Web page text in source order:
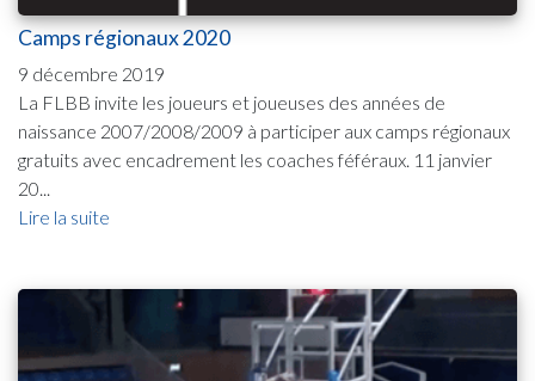
Camps régionaux 2020
9 décembre 2019
La FLBB invite les joueurs et joueuses des années de
naissance 2007/2008/2009 à participer aux camps régionaux
gratuits avec encadrement les coaches féféraux. 11 janvier
20...
Lire la suite